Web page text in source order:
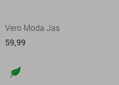
Vero Moda Jas
59,99